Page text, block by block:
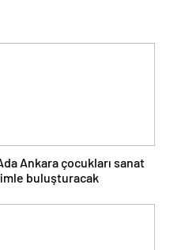
Ankara çocukları sanat
buluşturacak